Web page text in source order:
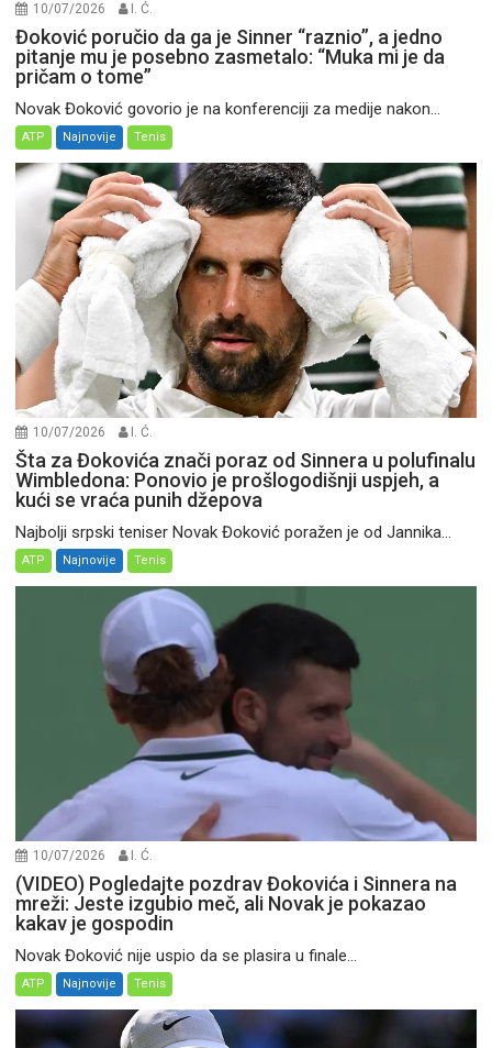
10/07/2026 I. Ć.
Đoković poručio da ga je Sinner “raznio”, a jedno
pitanje mu je posebno zasmetalo: “Muka mi je da
pričam o tome”
Novak Đoković govorio je na konferenciji za medije nakon...
ATP Najnovije Tenis
10/07/2026 I. Ć.
Šta za Đokovića znači poraz od Sinnera u polufinalu
Wimbledona: Ponovio je prošlogodišnji uspjeh, a
kući se vraća punih džepova
Najbolji srpski teniser Novak Đoković poražen je od Jannika...
ATP Najnovije Tenis
10/07/2026 I. Ć.
(VIDEO) Pogledajte pozdrav Đokovića i Sinnera na
mreži: Jeste izgubio meč, ali Novak je pokazao
kakav je gospodin
Novak Đoković nije uspio da se plasira u finale...
ATP Najnovije Tenis